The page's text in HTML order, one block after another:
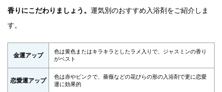
香りにこだわりましょう。 運気別のおすすめ入浴剤をご紹介しま
す。
金運アップ
色は黄色またはキラキラとしたラメ入りで、ジャスミンの香り
がベスト
恋愛運アップ
色は赤やピンクで、薔薇などの花びらの形の入浴剤で更に恋愛
運に効果的